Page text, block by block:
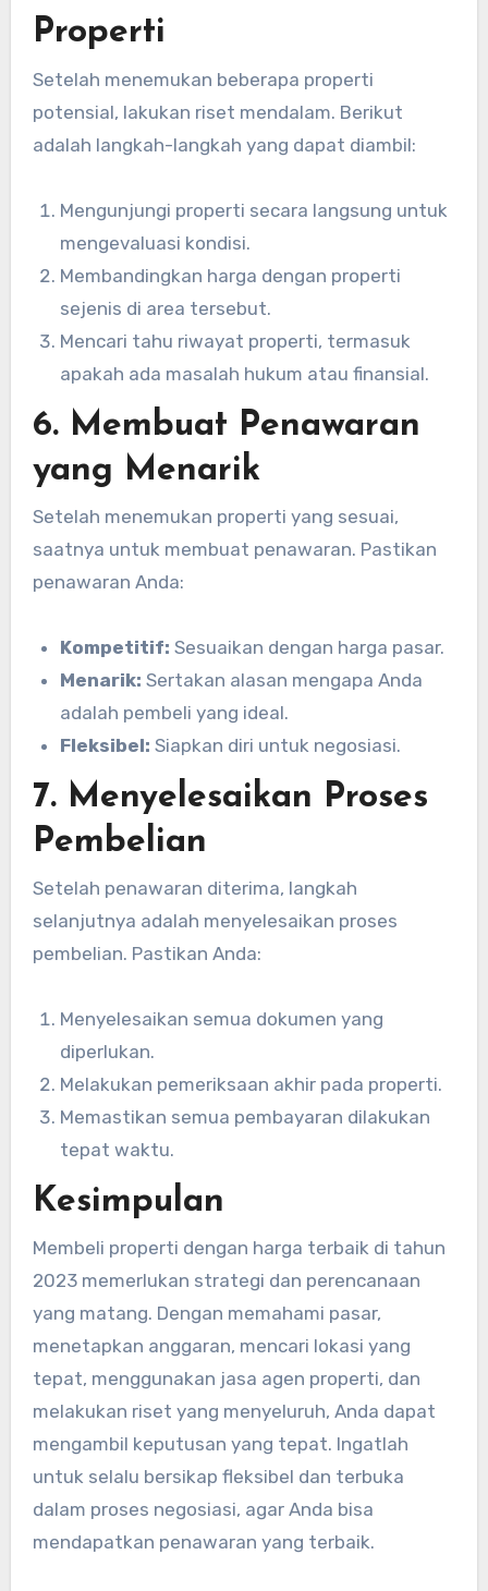
Properti
Setelah menemukan beberapa properti
potensial, lakukan riset mendalam. Berikut
adalah langkah-langkah yang dapat diambil:
Mengunjungi properti secara langsung untuk
mengevaluasi kondisi.
Membandingkan harga dengan properti
sejenis di area tersebut.
Mencari tahu riwayat properti, termasuk
apakah ada masalah hukum atau finansial.
6. Membuat Penawaran
yang Menarik
Setelah menemukan properti yang sesuai,
saatnya untuk membuat penawaran. Pastikan
penawaran Anda:
Kompetitif: Sesuaikan dengan harga pasar.
Menarik: Sertakan alasan mengapa Anda
adalah pembeli yang ideal.
Fleksibel: Siapkan diri untuk negosiasi.
7. Menyelesaikan Proses
Pembelian
Setelah penawaran diterima, langkah
selanjutnya adalah menyelesaikan proses
pembelian. Pastikan Anda:
Menyelesaikan semua dokumen yang
diperlukan.
Melakukan pemeriksaan akhir pada properti.
Memastikan semua pembayaran dilakukan
tepat waktu.
Kesimpulan
Membeli properti dengan harga terbaik di tahun
2023 memerlukan strategi dan perencanaan
yang matang. Dengan memahami pasar,
menetapkan anggaran, mencari lokasi yang
tepat, menggunakan jasa agen properti, dan
melakukan riset yang menyeluruh, Anda dapat
mengambil keputusan yang tepat. Ingatlah
untuk selalu bersikap fleksibel dan terbuka
dalam proses negosiasi, agar Anda bisa
mendapatkan penawaran yang terbaik.